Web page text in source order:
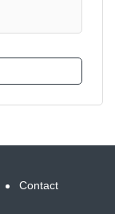
Contact